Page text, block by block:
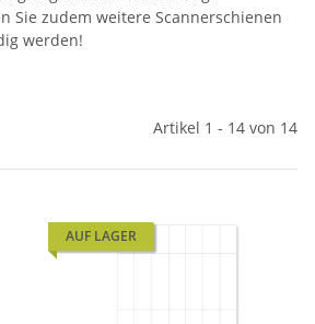
Sie zudem weitere Scannerschienen
werden!
Artikel 1 - 14 von 14
AUF LAGER